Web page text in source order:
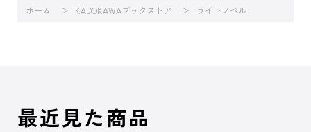
ホーム KADOKAWAブックストア ライトノベル
最近見た商品